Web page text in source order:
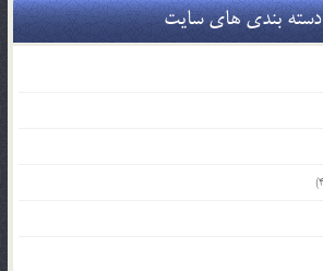
دسته بندی های سایت